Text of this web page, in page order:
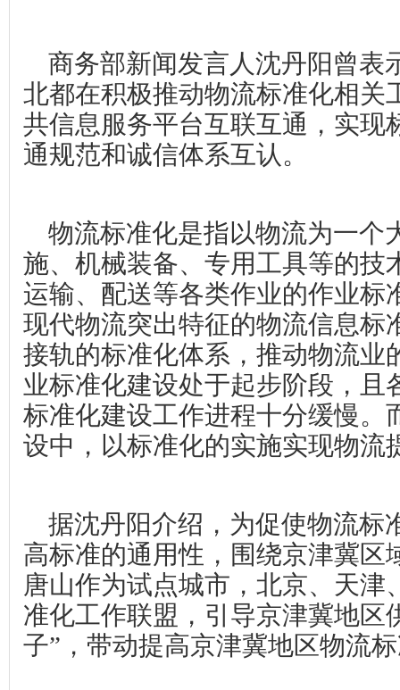
商务部新闻发言人沈丹阳曾表
北都在积极推动物流标准化相关
共信息服务平台互联互通，实现
通规范和诚信体系互认。
物流标准化是指以物流为一个
施、机械装备、专用工具等的技
运输、配送等各类作业的作业标
现代物流突出特征的物流信息标
接轨的标准化体系，推动物流业
业标准化建设处于起步阶段，且
标准化建设工作进程十分缓慢。
设中，以标准化的实施实现物流
据沈丹阳介绍，为促使物流标
高标准的通用性，围绕京津冀区
唐山作为试点城市，北京、天津
准化工作联盟，引导京津冀地区
子”，带动提高京津冀地区物流